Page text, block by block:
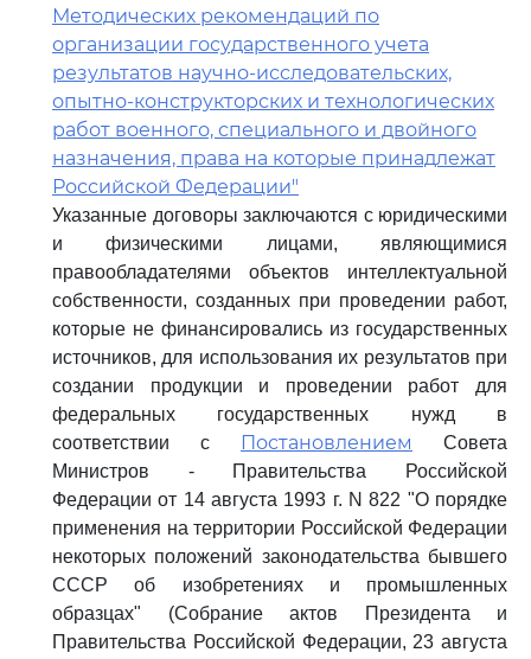
Методических рекомендаций по
организации государственного учета
результатов научно-исследовательских,
опытно-конструкторских и технологических
работ военного, специального и двойного
назначения, права на которые принадлежат
Российской Федерации"
Указанные договоры заключаются с юридическими
и физическими лицами, являющимися
правообладателями объектов интеллектуальной
собственности, созданных при проведении работ,
которые не финансировались из государственных
источников, для использования их результатов при
создании продукции и проведении работ для
федеральных государственных нужд в
соответствии с
Постановлением
Совета
Министров - Правительства Российской
Федерации от 14 августа 1993 г. N 822 "О порядке
применения на территории Российской Федерации
некоторых положений законодательства бывшего
СССР об изобретениях и промышленных
образцах" (Собрание актов Президента и
Правительства Российской Федерации, 23 августа